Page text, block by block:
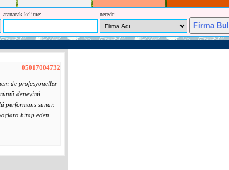
aranacak kelime: nerede:
05017004732
de profesyoneller
deneyimi
performans sunar.
hitap eden